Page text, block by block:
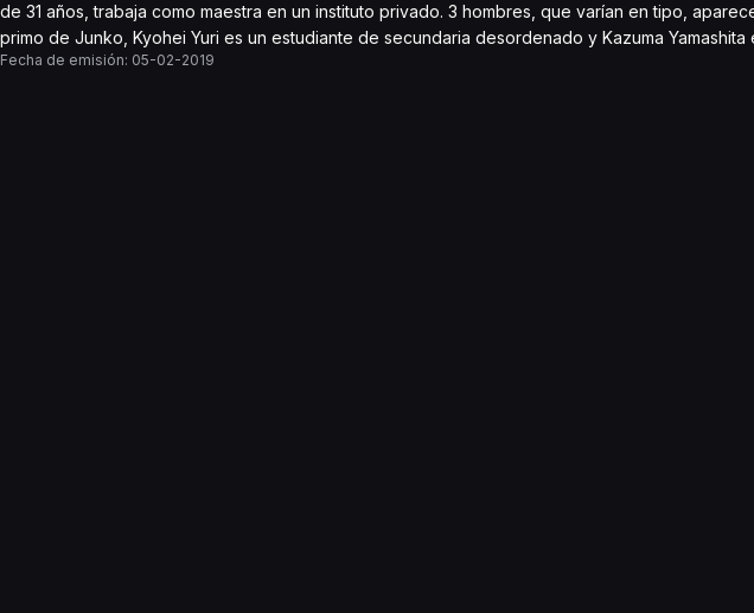
de 31 años, trabaja como maestra en un instituto privado. 3 hombres, que varían en tipo,
primo de Junko, Kyohei Yuri es un estudiante de secundaria desordenado y Kazuma
Fecha de emisión: 05-02-2019